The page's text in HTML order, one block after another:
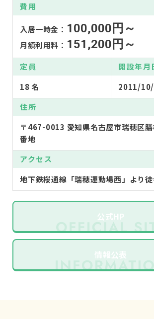
費用
入居一時金： 100,000円～
月額利用料： 151,200円～
定員
18 名
開設年月
2011/
住所
〒467-0013 愛知県名古屋市瑞穂区
番地
アクセス
地下鉄桜通線「瑞穂運動場西」より
公式HP
情報公表